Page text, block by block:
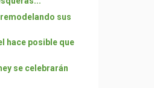
sus
hace posible que
se celebrarán